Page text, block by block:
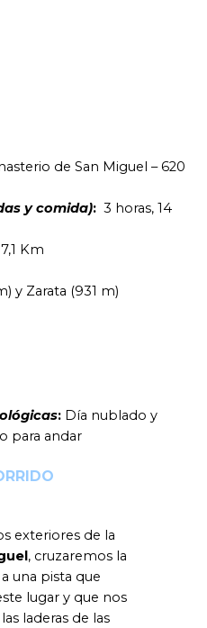
de San Miguel – 620
y comida):3 horas, 14
Km
y Zarata (931 m)
: Día nublado y
para andar
exteriores de la
, cruzaremos la
una pista que
lugar y que nos
laderas de las